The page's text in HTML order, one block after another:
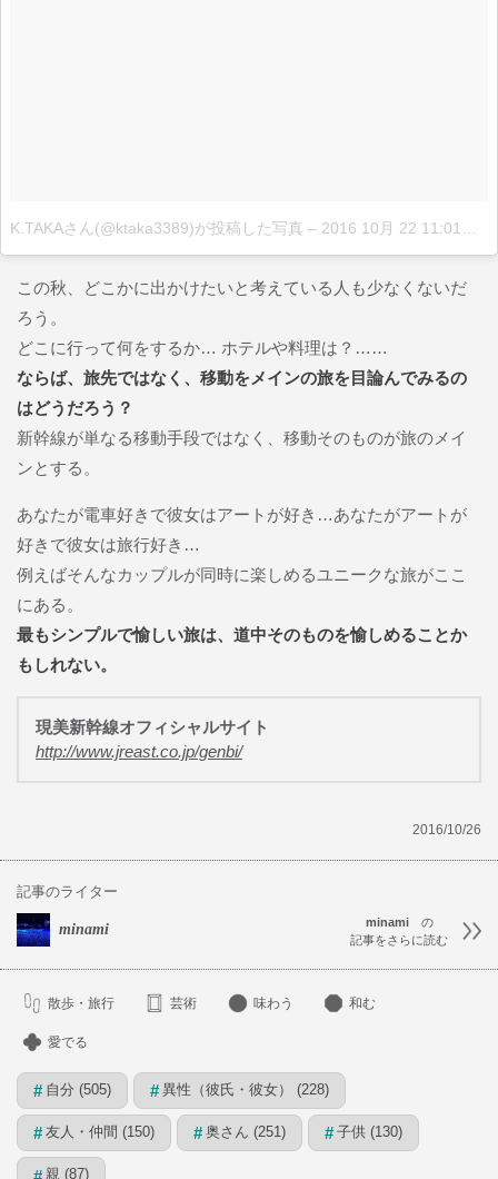
K.TAKAさん(@ktaka3389)が投稿した写真 – 2016 10月 22 11:01午後 PDT
この秋、どこかに出かけたいと考えている人も少なくないだ
ろう。
どこに行って何をするか… ホテルや料理は？……
ならば、旅先ではなく、移動をメインの旅を目論んでみるの
はどうだろう？
新幹線が単なる移動手段ではなく、移動そのものが旅のメイ
ンとする。
あなたが電車好きで彼女はアートが好き…あなたがアートが
好きで彼女は旅行好き…
例えばそんなカップルが同時に楽しめるユニークな旅がここ
にある。
最もシンプルで愉しい旅は、道中そのものを愉しめることか
もしれない。
現美新幹線オフィシャルサイト
http://www.jreast.co.jp/genbi/
2016/10/26
記事のライター
minami minamiの
記事をさらに読む
散歩・旅行 芸術 味わう 和む
愛でる
# 自分 (505) # 異性（彼氏・彼女） (228)
# 友人・仲間 (150) # 奥さん (251) # 子供 (130)
親 (87)